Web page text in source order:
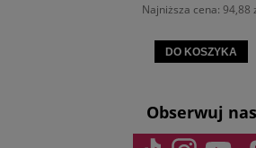
Najniższa cena: 94,88
DO KOSZYKA
Obserwuj nas